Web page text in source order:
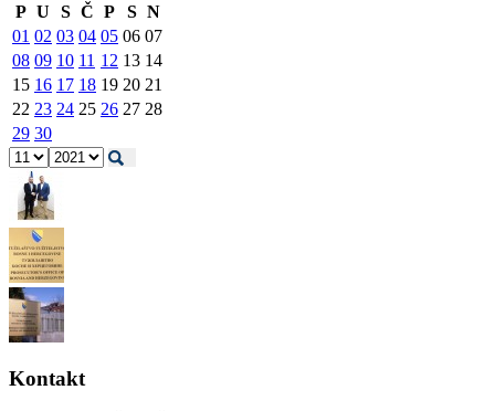
P U S Č P S N
01 02 03 04 05 06 07
08 09 10 11 12 13 14
15 16 17 18 19 20 21
22 23 24 25 26 27 28
29 30
Kontakt